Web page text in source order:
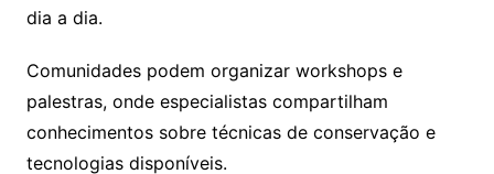
dia a dia.
Comunidades podem organizar workshops e
palestras, onde especialistas compartilham
conhecimentos sobre técnicas de conservação e
tecnologias disponíveis.